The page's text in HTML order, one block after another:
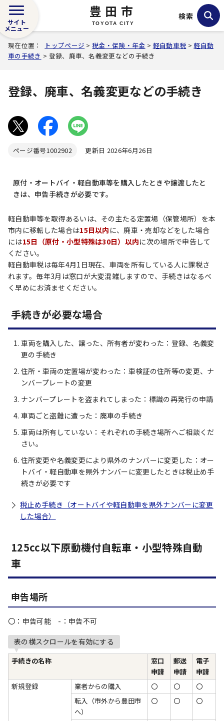
豊田市
TOYOTA CITY
サイト
メニュー
検索
現在位置： トップページ >税金・保険・年金 > 軽自動車税 >軽自動
車の手続き > 登録、廃車、名義変更などの手続き
登録、廃車、名義変更などの手続き
ページ番号1002902 更新日 2026年6月26日
原付・オートバイ・軽自動車等を購入したときや譲渡したと
きは、申告手続きが必要です。
軽自動車等を取得あるいは、その主たる定置場（保管場所）を本
市内に移転した場合は15日以内 に、廃車・売却などをした場合
には15日（原付・小型特殊は30日）以内に次の場所で申告して
ください。
軽自動車税は毎年4月1日現在、車両を所有している人に課税さ
れます。毎年3月は窓口が大変混雑しますので、手続きはなるべ
く早めにお済ませください。
手続きが必要な場合
車両を購入した、譲った、所有者が変わった：登録、名義変
更の手続き
住所・車両の定置場が変わった：車検証の住所等の変更、ナ
ンバープレートの変更
ナンバープレートを盗まれてしまった：標識の再発行の申請
車両ごと盗難に遭った：廃車の手続き
車両は所有していない：それぞれの手続き場所へご相談くだ
さい。
住所変更や名義変更により県外のナンバーに変更した：オー
トバイ・軽自動車を県外ナンバーに変更したときは税止め手
続きが必要です
税止め手続き（オートバイや軽自動車を県外ナンバーに変更
した場合）
125cc以下原動機付自転車・小型特殊自動
車
申告場所
〇：申告可能 -：申告不可
表の横スクロールを有効にする
手続きの名称
窓口
申請
郵送
申請
電子
申請
新規登録
業者からの購入 〇 〇
〇
転入（市外から豊田市
へ）
〇 〇 〇